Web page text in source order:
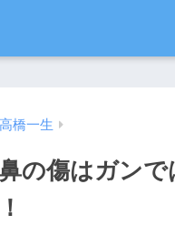
高橋一生
の傷はガン